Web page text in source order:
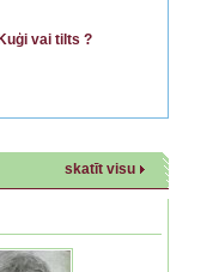
Kuģi vai tilts ?
skatīt visu